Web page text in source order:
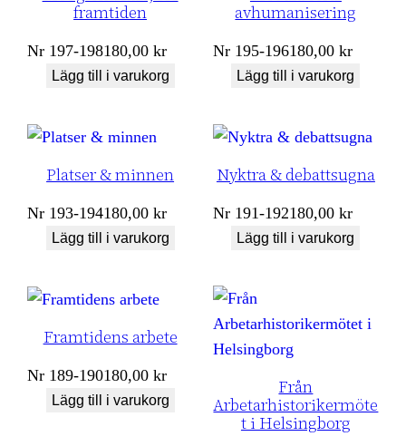
framtiden
Nr 197-198180,00kr
Lägg till i varukorg
avhumanisering
Nr 195-196180,00kr
Lägg till i varukorg
Platser & minnen
Nr 193-194180,00kr
Lägg till i varukorg
Nyktra & debattsugna
Nr 191-192180,00kr
Lägg till i varukorg
Framtidens arbete
Nr 189-190180,00kr
Lägg till i varukorg
Från
Arbetarhistorikermöte
t i Helsingborg